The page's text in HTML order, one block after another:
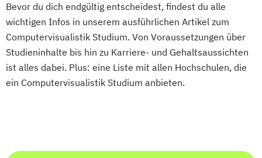
Bevor du dich endgültig entscheidest, findest du alle
wichtigen Infos in unserem ausführlichen Artikel zum
Computervisualistik Studium. Von Voraussetzungen über
Studieninhalte bis hin zu Karriere- und Gehaltsaussichten
ist alles dabei. Plus: eine Liste mit allen Hochschulen, die
ein Computervisualistik Studium anbieten.